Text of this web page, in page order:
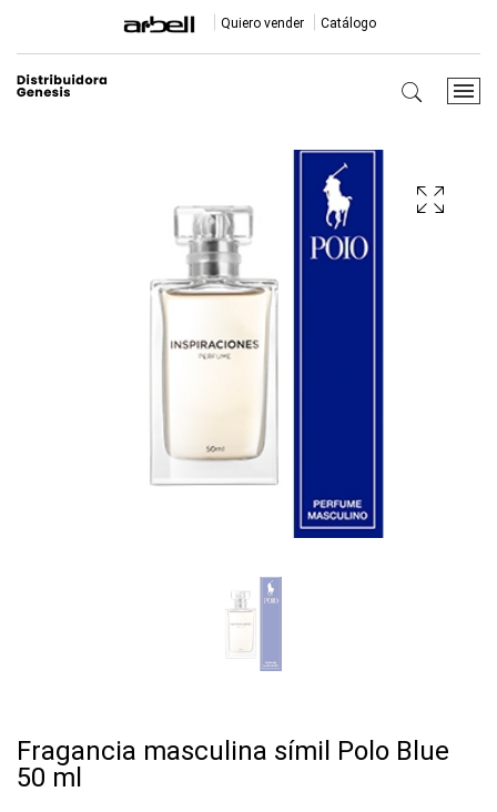
Quiero vender Catálogo
Fragancia masculina símil Polo Blue
50 ml